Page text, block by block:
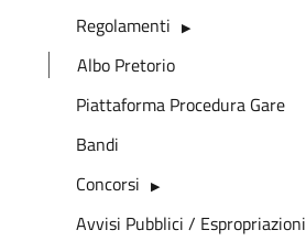
Regolamenti
Albo Pretorio
Piattaforma Procedura Gare
Bandi
Concorsi
Avvisi Pubblici / Espropriazioni